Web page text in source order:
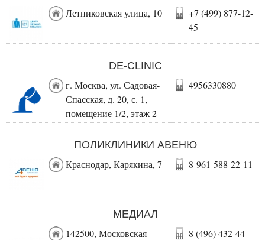
Летниковская улица, 10
+7 (499) 877-12-
45
DE-CLINIC
г. Москва, ул. Садовая-
Спасская, д. 20, с. 1,
помещение 1/2, этаж 2
4956330880
ПОЛИКЛИНИКИ АВЕНЮ
Краснодар, Карякина, 7 8-961-588-22-11
МЕДИАЛ
142500, Московская
8 (496) 432-44-